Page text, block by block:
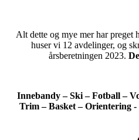
Alt dette og mye mer har preget
huser vi 12 avdelinger, og
årsberetningen 2023.
Innebandy – Ski – Fotball –
Trim – Basket – Orientering